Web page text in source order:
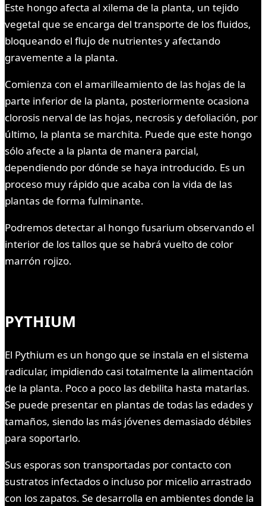
Este hongo afecta al xilema de la planta, un tejido
vegetal que se encarga del transporte de los fluidos,
bloqueando el flujo de nutrientes y afectando
gravemente a la planta.
Comienza con el amarilleamiento de las hojas de la
parte inferior de la planta, posteriormente ocasiona
clorosis nerval de las hojas, necrosis y defoliación, por
último, la planta se marchita. Puede que este hongo
sólo afecte a la planta de manera parcial,
dependiendo por dónde se haya introducido. Es un
proceso muy rápido que acaba con la vida de las
plantas de forma fulminante.
Podremos detectar al hongo fusarium observando el
interior de los tallos que se habrá vuelto de color
marrón rojizo.
PYTHIUM
El Pythium es un hongo que se instala en el sistema
radicular, impidiendo casi totalmente la alimentación
de la planta. Poco a poco las debilita hasta matarlas.
Se puede presentar en plantas de todas las edades y
tamaños, siendo las más jóvenes demasiado débiles
para soportarlo.
Sus esporas son transportadas por contacto con
sustratos infectados o incluso por micelio arrastrado
con los zapatos. Se desarrolla en ambientes donde la